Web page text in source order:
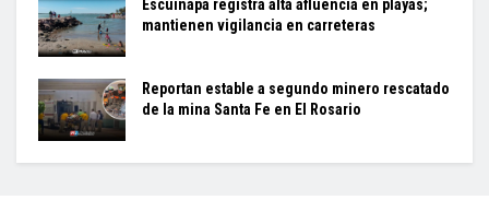
Escuinapa registra alta afluencia en playas;
mantienen vigilancia en carreteras
Reportan estable a segundo minero rescatado
de la mina Santa Fe en El Rosario